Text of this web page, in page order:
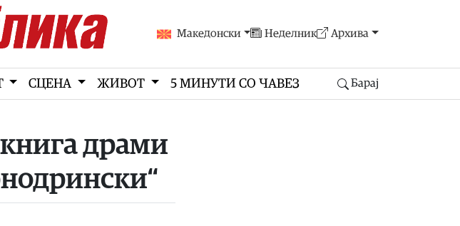
Македонски Неделник Архива
СЦЕНА ЖИВОТ 5 МИНУТИ СО ЧАВЕЗ Барај
драми